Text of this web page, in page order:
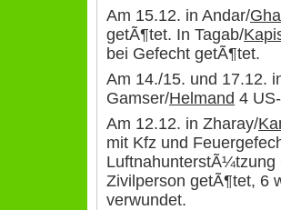
Am 15.12. in Andar/
getÃ¶tet. In Tagab/
bei Gefecht getÃ¶tet.
Am 14./15. und 17.12.
Gamser/Helmand 4
Am 12.12. in Zharay/
mit Kfz und
LuftnahunterstÃ¼tzung
Zivilperson getÃ¶tet, 6
verwundet.